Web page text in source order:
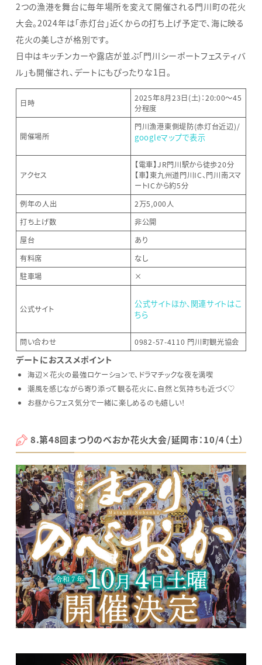
2つの漁港を舞台に毎年場所を変えて開催される門川町の花火
大会。2024年は「赤灯台」近くからの打ち上げ予定で、海に映る
花火の美しさが格別です。
日中はキッチンカーや露店が並ぶ「門川シーポートフェスティバ
ル」も開催され、デートにもぴったりな1日。
日時
2025年8月23日(土)：20:00～45
分程度
開催場所
門川漁港東側堤防(赤灯台近辺)/
googleマップで表示
アクセス
【電車】JR門川駅から徒歩20分
【車】東九州道門川IC、門川南スマ
ートICから約5分
例年の人出
2万5,000人
打ち上げ数
非公開
屋台
あり
有料席
なし
駐車場
×
公式サイト
公式サイトほか、関連サイトはこ
ちら
問い合わせ 0982-57-4110 門川町観光協会
デートにおススメポイント
海辺×花火の最強ロケーションで、ドラマチックな夜を満喫
潮風を感じながら寄り添って観る花火に、自然と気持ちも近づく♡
お昼からフェス気分で一緒に楽しめるのも嬉しい！
8.第48回まつりのべおか花火大会/延岡市：10/4（土）